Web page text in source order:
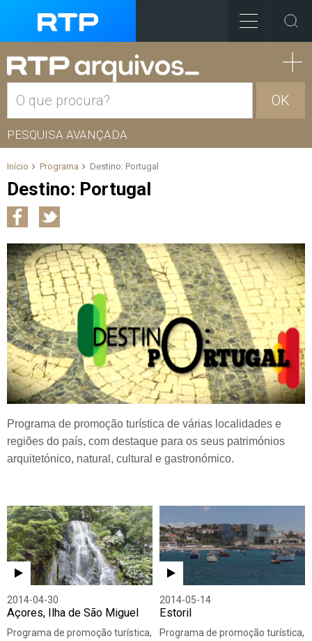
OK
PESQUISA AVANÇADA
Início Programa Destino: Portugal
Destino: Portugal
Programa de promoção turística de várias localidades e
regiões do país, com destaque para os seus patrimónios
arquitetónico, natural, cultural e gastronómico.
2014-04-30
Açores, Ilha de São Miguel
Programa de promoção turística,
2014-05-14
Estoril
Programa de promoção turística,